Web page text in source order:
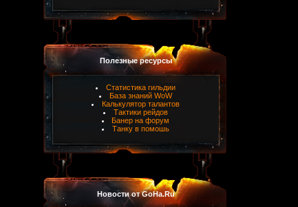
Полезные ресурсы
Статистика гильдии
База знаний WoW
Калькулятор талантов
Тактики рейдов
Банер на форум
Танку в помошь
Новости от GoHa.Ru